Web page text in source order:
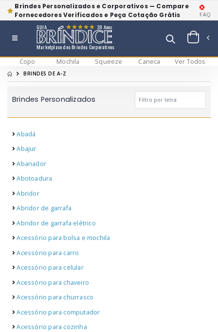
Brindes Personalizados e Corporativos — Compare
Fornecedores Verificados e Peça Cotação Grátis
FAQ
Marketplace dos Brindes Corporativos
GUIA 39 Anos
Copo Mochila Squeeze Caneca Ver Todos
BRINDES DE A-Z
Brindes Personalizados
Abadá
Abajur
Abanador
Abotoadura
Abridor
Abridor de garrafa
Abridor de garrafa elétrico
Acessório para bolsa e mochila
Acessório para carro
Acessório para celular
Acessório para chaveiro
Acessório para churrasco
Acessório para computador
Acessório para cozinha